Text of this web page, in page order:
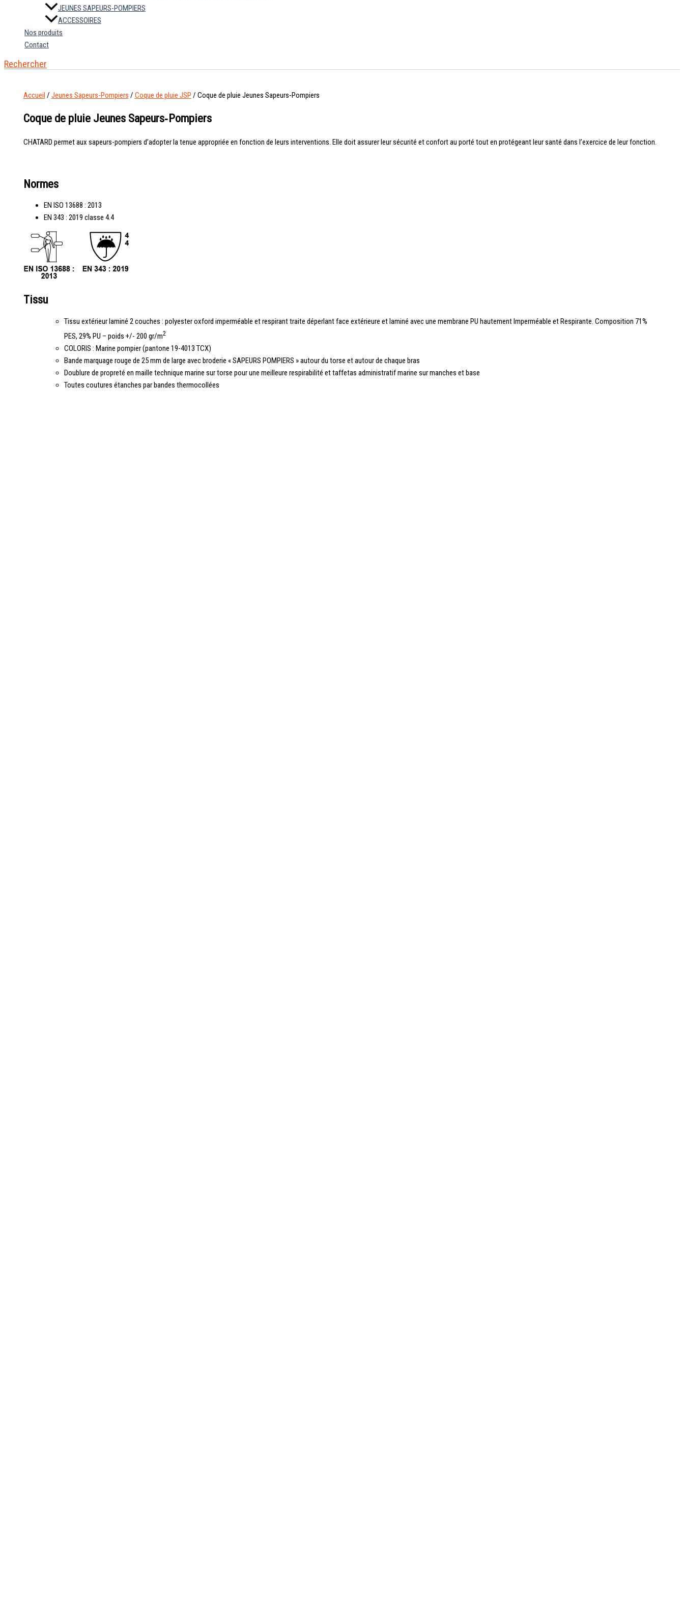
JEUNES SAPEURS-POMPIERS
ACCESSOIRES
Nos produits
Contact
Rechercher
Accueil / Jeunes Sapeurs-Pompiers / Coque de pluie JSP / Coque de pluie Jeunes Sapeurs‑Pompiers
Coque de pluie Jeunes Sapeurs‑Pompiers
CHATARD permet aux sapeurs-pompiers d’adopter la tenue appropriée en fonction de leurs interventions. Elle doit assurer leur sécurité et confort au porté tout en protégeant leur santé dans l’exercice de leur fonction.
Normes
EN ISO 13688 : 2013
EN 343 : 2019 classe 4.4
Tissu
Tissu extérieur laminé 2 couches : polyester oxford imperméable et respirant traite déperlant face extérieure et laminé avec une membrane PU hautement Imperméable et Respirante. Composition 71%
PES, 29% PU – poids +/- 200 gr/m2
COLORIS : Marine pompier (pantone 19-4013 TCX)
Bande marquage rouge de 25 mm de large avec broderie « SAPEURS POMPIERS » autour du torse et autour de chaque bras
Doublure de propreté en maille technique marine sur torse pour une meilleure respirabilité et taffetas administratif marine sur manches et base
Toutes coutures étanches par bandes thermocollées